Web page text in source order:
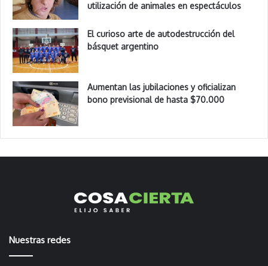
utilización de animales en espectáculos
El curioso arte de autodestrucción del
básquet argentino
Aumentan las jubilaciones y oficializan
bono previsional de hasta $70.000
Nuestras redes